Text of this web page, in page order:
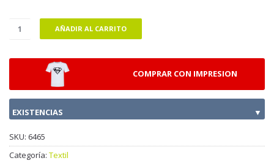
AÑADIR AL CARRITO
COMPRAR CON IMPRESION
EXISTENCIAS ▼
SKU: 6465
Categoría: Textil